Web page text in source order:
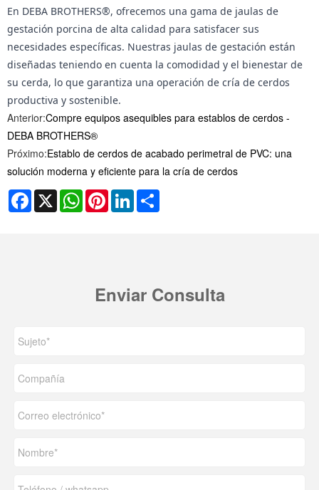
En DEBA BROTHERS®, ofrecemos una gama de jaulas de
gestación porcina de alta calidad para satisfacer sus
necesidades específicas. Nuestras jaulas de gestación están
diseñadas teniendo en cuenta la comodidad y el bienestar de
su cerda, lo que garantiza una operación de cría de cerdos
productiva y sostenible.
Anterior:Compre equipos asequibles para establos de cerdos -
DEBA BROTHERS®
Próximo:Establo de cerdos de acabado perimetral de PVC: una
solución moderna y eficiente para la cría de cerdos
Facebook
X WhatsAppPinterestLinkedIn
Enviar Consulta